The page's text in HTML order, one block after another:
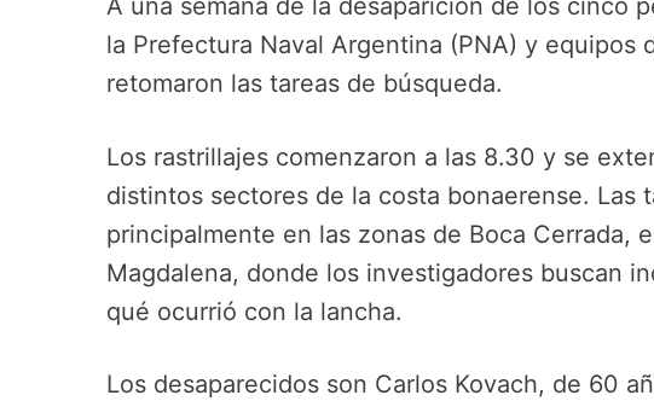
A una semana de la desaparición de los cinco
la Prefectura Naval Argentina (PNA) y equipos
retomaron las tareas de búsqueda.
Los rastrillajes comenzaron a las 8.30 y se
distintos sectores de la costa bonaerense. Las
principalmente en las zonas de Boca Cerrada,
Magdalena, donde los investigadores buscan
qué ocurrió con la lancha.
Los desaparecidos son Carlos Kovach, de 60